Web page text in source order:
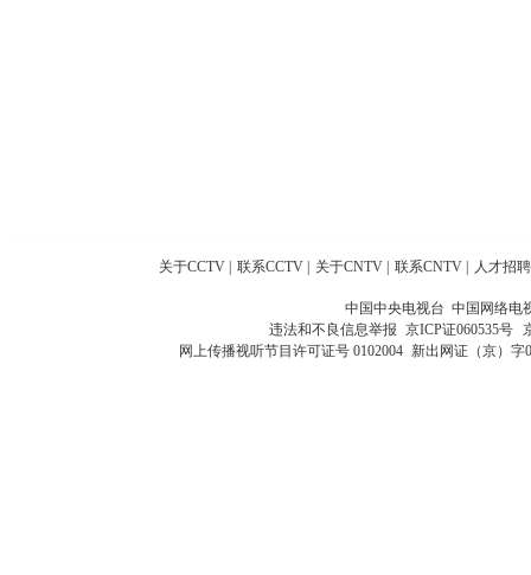
关于CCTV 联系CCTV 关于CNTV 联系CNTV 人才招聘
中国中央电视台 中国网络电
违法和不良信息举报 京ICP证060535号
网上传播视听节目许可证号 0102004 新出网证（京）